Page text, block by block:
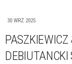
30 WRZ 2025